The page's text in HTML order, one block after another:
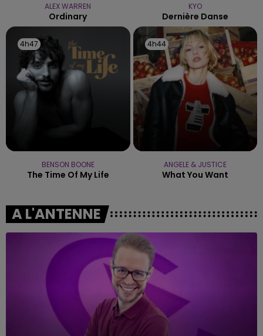
ALEX WARREN
Ordinary
KYO
Dernière Danse
4h47
4h47
BENSON BOONE
The Time Of My Life
4h44
4h44
ANGELE & JUSTICE
What You Want
A L'ANTENNE